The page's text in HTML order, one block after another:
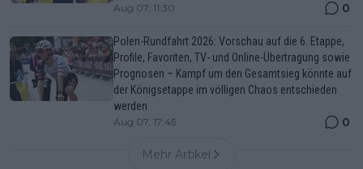
Aug 07, 11:30 0
Polen-Rundfahrt 2026: Vorschau auf die 6. Etappe,
Profile, Favoriten, TV- und Online-Übertragung sowie
Prognosen – Kampf um den Gesamtsieg könnte auf
der Königsetappe im völligen Chaos entschieden
werden
Aug 07, 17:45 0
Mehr Artikel